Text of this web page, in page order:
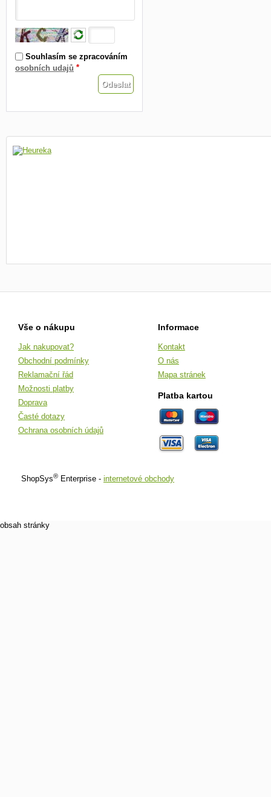
Souhlasím se zpracováním
osobních udajů *
Vše o nákupu
Jak nakupovat?
Obchodní podmínky
Reklamační řád
Možnosti platby
Doprava
Časté dotazy
Ochrana osobních údajů
Informace
Kontakt
O nás
Mapa stránek
Platba kartou
ShopSys® Enterprise - internetové obchody
obsah stránky